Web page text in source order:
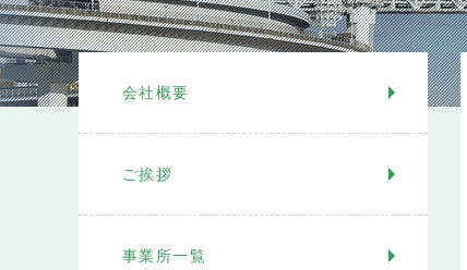
会社概要
ご挨拶
事業所一覧